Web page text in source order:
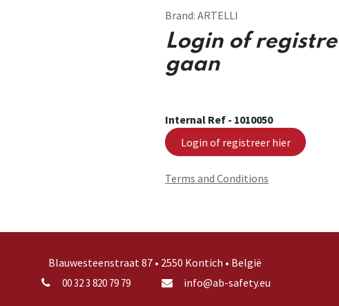
Brand: ARTELLI
Login of
gaan
Internal Ref - 1010050
Login of registreer hier
Terms and Conditions
Blauwesteenstraat 87 • 2550 Kontich • België
00 32 3 820 79 79 info@ab-safety.eu